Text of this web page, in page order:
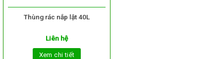
Thùng rác nắp lật 40L
Liên hệ
Xem chi tiết